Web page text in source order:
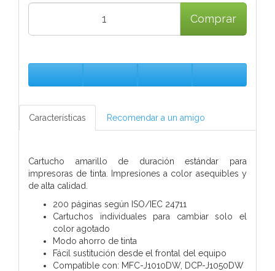
Comprar
Características Recomendar a un amigo
Cartucho amarillo de duración estándar para
impresoras de tinta. Impresiones a color asequibles y
de alta calidad.
200 páginas según ISO/IEC 24711
Cartuchos individuales para cambiar solo el
color agotado
Modo ahorro de tinta
Fácil sustitución desde el frontal del equipo
Compatible con: MFC-J1010DW, DCP-J1050DW